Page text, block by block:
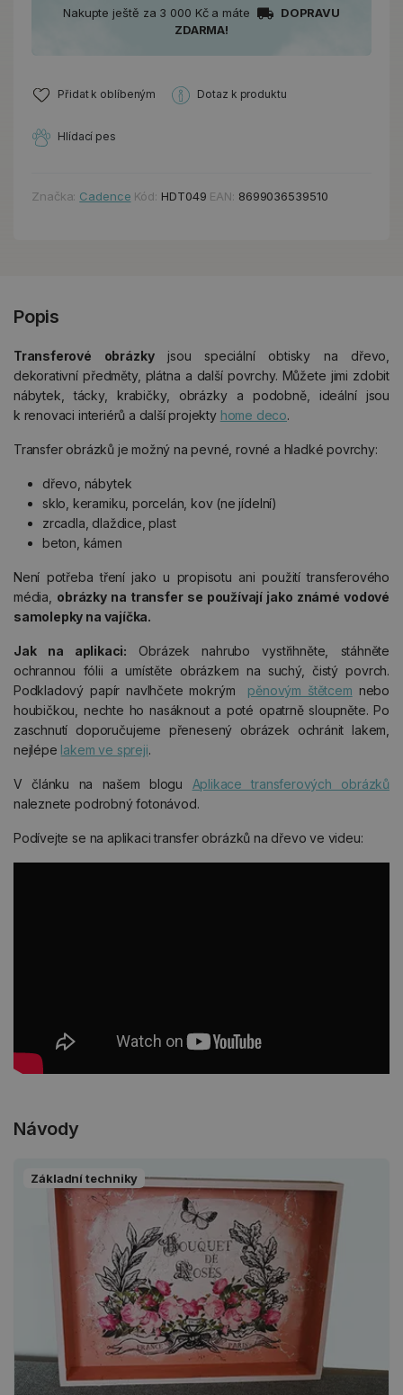
Nakupte ještě za 3 000 Kč a máte
DOPRAVU
ZDARMA!
Přidat k oblíbeným Dotaz k produktu
Hlídací pes
Značka: Cadence Kód: HDT049 EAN: 8699036539510
Popis
Transferové obrázkyjsou speciální obtisky na dřevo,
dekorativní předměty, plátna a další povrchy. Můžete jimi zdobit
nábytek, tácky, krabičky, obrázky a podobně, ideální jsou
k renovaci interiérů a další projekty home deco.
Transfer obrázků je možný na pevné, rovné a hladké povrchy:
dřevo, nábytek
sklo, keramiku, porcelán, kov (ne jídelní)
zrcadla, dlaždice, plast
beton, kámen
Není potřeba tření jako u propisotu ani použití transferového
média, obrázky na transfer se používají jako známé vodové
samolepky na vajíčka.
Jak na aplikaci: Obrázek nahrubo vystřihněte, stáhněte
ochrannou fólii a umístěte obrázkem na suchý, čistý povrch.
Podkladový papír navlhčete mokrým pěnovým štětcem nebo
houbičkou, nechte ho nasáknout a poté opatrně sloupněte. Po
zaschnutí doporučujeme přenesený obrázek ochránit lakem,
nejlépe lakem ve spreji.
V článku na našem blogu Aplikace transferových obrázků
naleznete podrobný fotonávod.
Podívejte se na aplikaci transfer obrázků na dřevo ve videu:
Návody
Základní techniky